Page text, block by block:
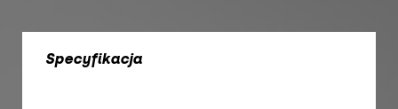
Specyfikacja